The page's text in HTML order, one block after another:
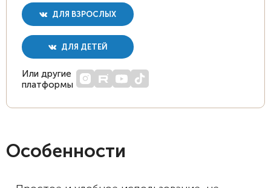
ДЛЯ ВЗРОСЛЫХ
ДЛЯ ДЕТЕЙ
Или другие
платформы
Особенности